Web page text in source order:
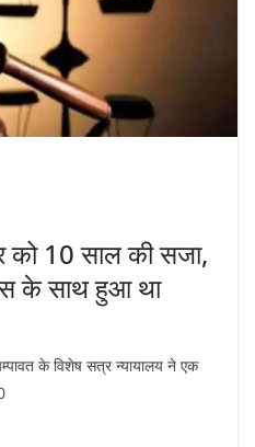
को 10 साल की सजा,
के साथ हुआ था
के विशेष सत्र न्यायालय ने एक